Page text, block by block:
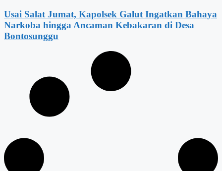
Usai Salat Jumat, Kapolsek Galut Ingatkan Bahaya
Narkoba hingga Ancaman Kebakaran di Desa
Bontosunggu